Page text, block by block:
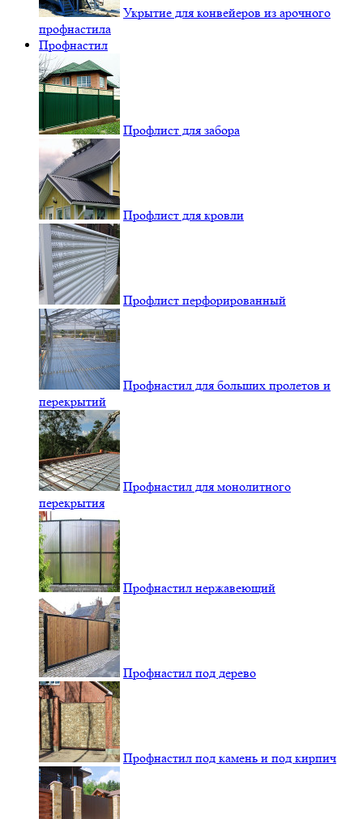
Укрытие для конвейеров из арочного
профнастила
Профнастил
Профлист для забора
Профлист для кровли
Профлист перфорированный
Профнастил для больших пролетов и
перекрытий
Профнастил для монолитного
перекрытия
Профнастил нержавеющий
Профнастил под дерево
Профнастил под камень и под кирпич